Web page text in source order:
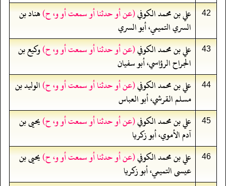
42 علي بن محمد الكوفي(عن أو حدثنا أو سمعت أو و، ح)هناد بن
السري التميمي، أبو السري
43 علي بن محمد الكوفي(عن أو حدثنا أو سمعت أو و، ح)وكيع بن
الجراح الرؤاسي، أبو سفيان
44 علي بن محمد الكوفي(عن أو حدثنا أو سمعت أو و، ح)الوليد بن
مسلم القرشي، أبو العباس
45 علي بن محمد الكوفي(عن أو حدثنا أو سمعت أو و، ح)يحيى بن
آدم الأموي، أبو زكريا
46 علي بن محمد الكوفي(عن أو حدثنا أو سمعت أو و، ح)يحيى بن
عيسى التميمي، أبو زكريا